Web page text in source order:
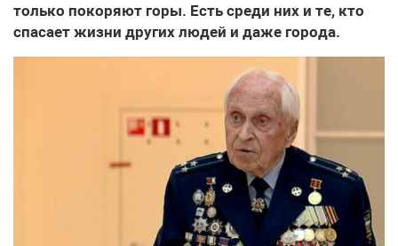
только покоряют горы. Есть среди них и те, кто
спасает жизни других людей и даже города.